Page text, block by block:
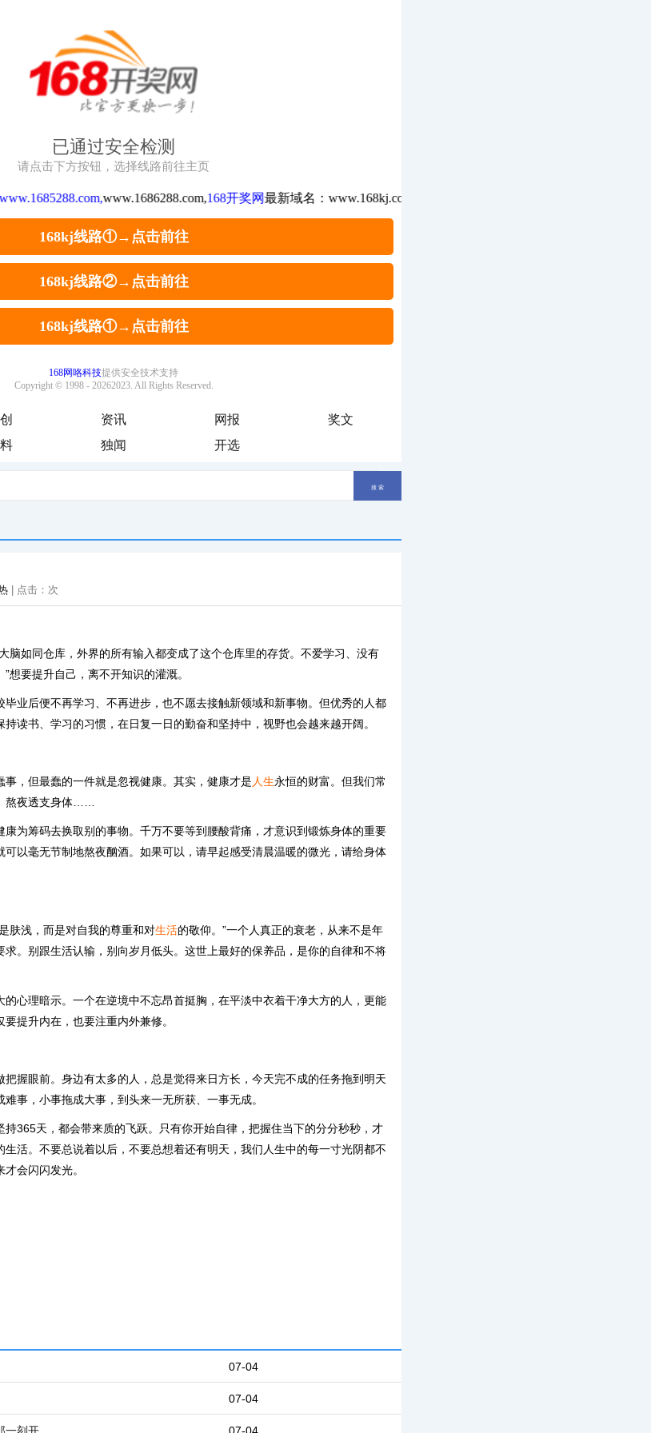
资讯 网报
奖文
独闻 开选
| 点击： 次
脑如同仓库，外界的所有输入都变成了这个仓库里的存货。不爱学习、没有
想要提升自己，离不开知识的灌溉。
毕业后便不再学习、不再进步，也不愿去接触新领域和新事物。但优秀的人都
读书、学习的习惯，在日复一日的勤奋和坚持中，视野也会越来越开阔。
，但最蠢的一件就是忽视健康。其实，健康才是 人生永恒的财富。但我们常
熬夜透支身体……
康为筹码去换取别的事物。千万不要等到腰酸背痛，才意识到锻炼身体的重要
以毫无节制地熬夜酗酒。如果可以，请早起感受清晨温暖的微光，请给身体
肤浅，而是对自我的尊重和对生活的敬仰。”一个人真正的衰老，从来不是年
。别跟生活认输，别向岁月低头。这世上最好的保养品，是你的自律和不将
的心理暗示。一个在逆境中不忘昂首挺胸，在平淡中衣着干净大方的人，更能
提升内在，也要注重内外兼修。
把握眼前。身边有太多的人，总是觉得来日方长，今天完不成的任务拖到明天
事，小事拖成大事，到头来一无所获、一事无成。
持365天，都会带来质的飞跃。只有你开始自律，把握住当下的分分秒秒，才
活。不要总说着以后，不要总想着还有明天，我们人生中的每一寸光阴都不
会闪闪发光。
07-04
07-04